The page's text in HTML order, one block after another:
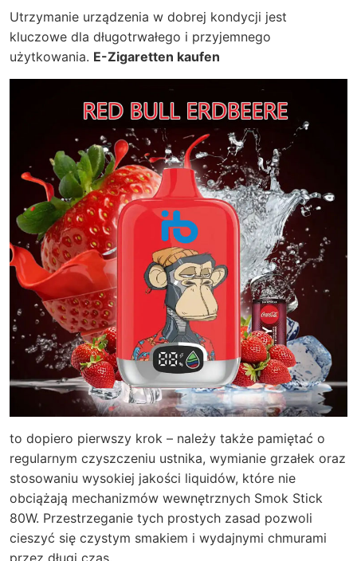
Utrzymanie urządzenia w dobrej kondycji jest
kluczowe dla długotrwałego i przyjemnego
użytkowania. E-Zigaretten kaufen
to dopiero pierwszy krok – należy także pamiętać o
regularnym czyszczeniu ustnika, wymianie grzałek oraz
stosowaniu wysokiej jakości liquidów, które nie
obciążają mechanizmów wewnętrznych Smok Stick
80W. Przestrzeganie tych prostych zasad pozwoli
cieszyć się czystym smakiem i wydajnymi chmurami
przez długi czas.